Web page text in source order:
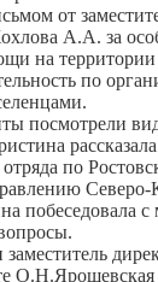
от
А.А. за
на территории
по
посмотрели
по
Северо-
побеседовала